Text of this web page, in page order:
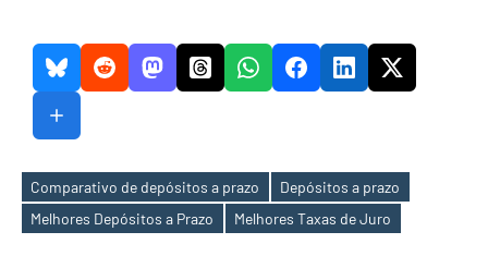
Etiquetas
Comparativo de depósitos a prazo
Depósitos a prazo
Melhores Depósitos a Prazo
Melhores Taxas de Juro